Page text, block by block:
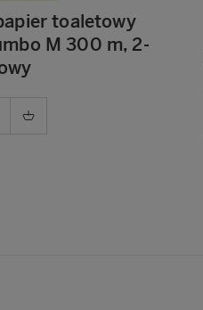
toaletowy
M 300 m, 2-